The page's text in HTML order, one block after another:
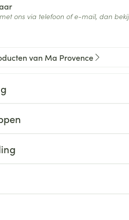
ons via telefoon of e-mail, dan
van Ma Provence